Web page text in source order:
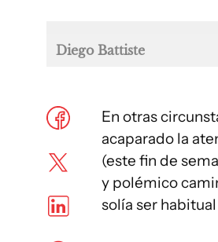
Diego Battiste
En otras
acaparado la
(este fin de
y polémico
solía ser